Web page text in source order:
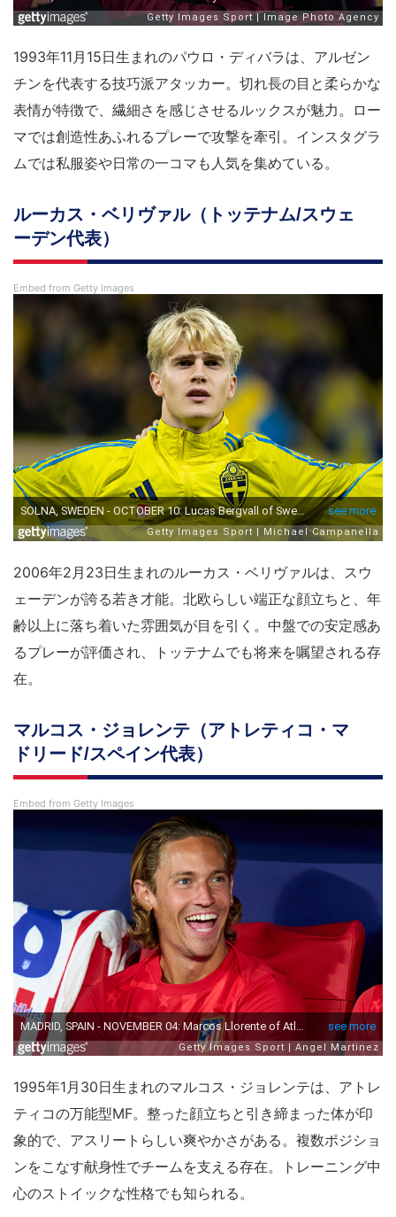
1993年11月15日生まれのパウロ・ディバラは、アルゼン
チンを代表する技巧派アタッカー。切れ長の目と柔らかな
表情が特徴で、繊細さを感じさせるルックスが魅力。ロー
マでは創造性あふれるプレーで攻撃を牽引。インスタグラ
ムでは私服姿や日常の一コマも人気を集めている。
ルーカス・ベリヴァル（トッテナム/スウェ
ーデン代表）
Embed from Getty Images
2006年2月23日生まれのルーカス・ベリヴァルは、スウ
ェーデンが誇る若き才能。北欧らしい端正な顔立ちと、年
齢以上に落ち着いた雰囲気が目を引く。中盤での安定感あ
るプレーが評価され、トッテナムでも将来を嘱望される存
在。
マルコス・ジョレンテ（アトレティコ・マ
ドリード/スペイン代表）
Embed from Getty Images
1995年1月30日生まれのマルコス・ジョレンテは、アトレ
ティコの万能型MF。整った顔立ちと引き締まった体が印
象的で、アスリートらしい爽やかさがある。複数ポジショ
ンをこなす献身性でチームを支える存在。トレーニング中
心のストイックな性格でも知られる。